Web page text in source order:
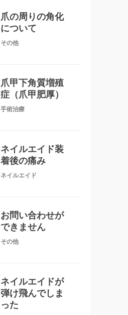
爪の周りの角化
について
その他
爪甲下角質増殖
症（爪甲肥厚）
手術治療
ネイルエイド装
着後の痛み
ネイルエイド
お問い合わせが
できません
その他
ネイルエイドが
弾け飛んでしま
った